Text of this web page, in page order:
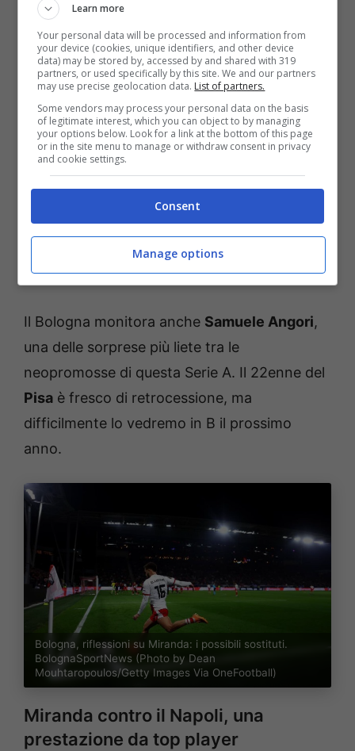
Gallapeni
Polonia. Occhio anche al nome del nazionale
marocchinoEl Karouani(25 anni), di
proprietà dell’Utrecht.
Il nordafricano ha collezionato3 gol e 17
assist in Eredivisie, attirando su di sé le
attenzioni di Roma, Marsiglia, Ajax, Juventus,
Besiktas e Leverkusen. Il suo contratto sta
per scadere, ma certo le pretendenti non
mancano.
Il Bologna monitora anche Samuele Angori,
una delle sorprese più liete tra le
neopromosse di questa Serie A. Il 22enne del
Pisa è fresco di retrocessione, ma
difficilmente lo vedremo in B il prossimo
anno.
Bologna, riflessioni su Miranda: i possibili sostituti.
BolognaSportNews (Photo by Dean
Mouhtaropoulos/Getty Images Via OneFootball)
Miranda contro il Napoli, una
prestazione da top player
Learn more
Your personal data will be processed and information from
your device (cookies, unique identifiers, and other device
data) may be stored by, accessed by and shared with 319
partners, or used specifically by this site. We and our partners
may use precise geolocation data. List of partners.
Some vendors may process your personal data on the basis
of legitimate interest, which you can object to by managing
your options below. Look for a link at the bottom of this page
or in the site menu to manage or withdraw consent in privacy
and cookie settings.
Consent
Manage options